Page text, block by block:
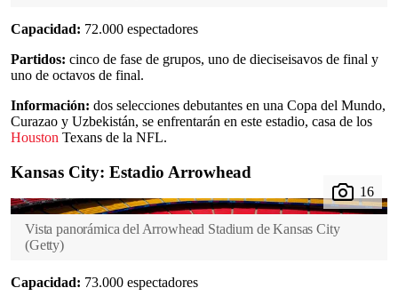
Capacidad: 72.000 espectadores
Partidos: cinco de fase de grupos, uno de dieciseisavos de final y
uno de octavos de final.
Información: dos selecciones debutantes en una Copa del Mundo,
Curazao y Uzbekistán, se enfrentarán en este estadio, casa de los
Houston Texans de la NFL.
Kansas City: Estadio Arrowhead
Vista panorámica del Arrowhead Stadium de Kansas City
(Getty)
Capacidad: 73.000 espectadores